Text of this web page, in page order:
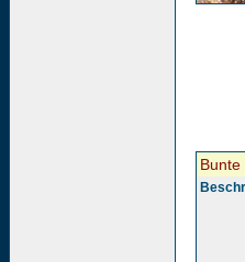
Bunte